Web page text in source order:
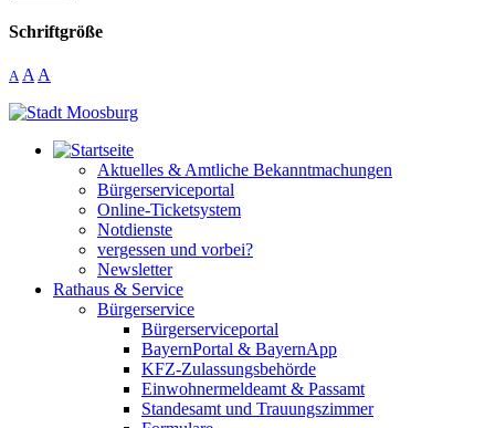
Schriftgröße
A A A
Aktuelles & Amtliche Bekanntmachungen
Bürgerserviceportal
Online-Ticketsystem
Notdienste
vergessen und vorbei?
Newsletter
Rathaus & Service
Bürgerservice
Bürgerserviceportal
BayernPortal & BayernApp
KFZ-Zulassungsbehörde
Einwohnermeldeamt & Passamt
Standesamt und Trauungszimmer